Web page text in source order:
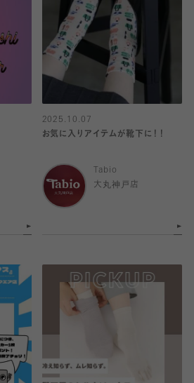
2025.10.07
お気に入りアイテムが靴下に！！
Tabio
大丸神戸店